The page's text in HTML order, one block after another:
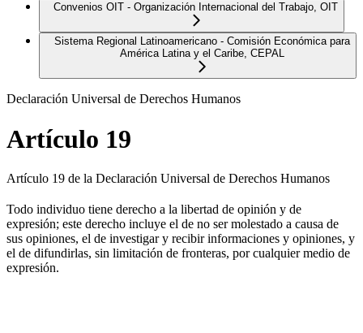
Convenios OIT - Organización Internacional del Trabajo, OIT
Sistema Regional Latinoamericano - Comisión Económica para
América Latina y el Caribe, CEPAL
Declaración Universal de Derechos Humanos
Artículo 19
Artículo 19 de la Declaración Universal de Derechos Humanos
Todo individuo tiene derecho a la libertad de opinión y de
expresión; este derecho incluye el de no ser molestado a causa de
sus opiniones, el de investigar y recibir informaciones y opiniones, y
el de difundirlas, sin limitación de fronteras, por cualquier medio de
expresión.